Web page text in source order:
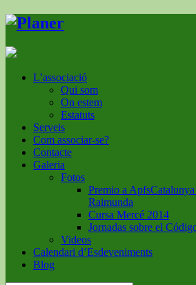
L’associació
Qui som
On estem
Estatuts
Serveis
Com associar-se?
Contacte
Galeria
Fotos
Premio a
Raimunda
Cursa Mercé 2014
Jornadas sobre el
Videos
Calendari d’Esdeveniments
Blog